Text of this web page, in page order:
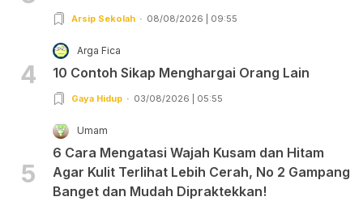
Arsip Sekolah 08/08/2026 | 09:55
4
Arga Fica
10 Contoh Sikap Menghargai Orang Lain
Gaya Hidup 03/08/2026 | 05:55
5
Umam
6 Cara Mengatasi Wajah Kusam dan Hitam
Agar Kulit Terlihat Lebih Cerah, No 2 Gampang
Banget dan Mudah Dipraktekkan!